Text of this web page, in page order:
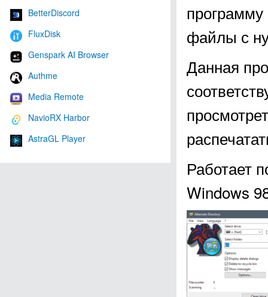
BetterDiscord
FluxDisk
Genspark AI Browser
Authme
Media Remote
NavioRX Harbor
AstraGL Player
программу
файлы с
Данная
Работает
Windows